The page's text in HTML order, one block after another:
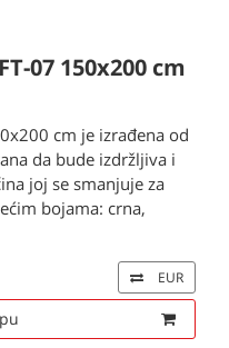
07 150x200 cm
cm je izrađena od
da bude izdržljiva i
joj se smanjuje za
bojama: crna,
EUR